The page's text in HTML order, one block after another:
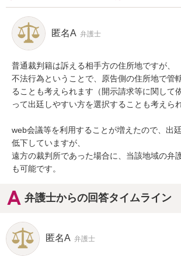
匿名A 弁護士
普通裁判籍は訴える相手方の住所地ですが、
不法行為ということで、原告側の住所地で管
ることも考えられます（開示請求等に関して
って出廷しやすい方を選択することも考えら
web会議等を利用することが増えたので、出
低下していますが、
遠方の裁判所であった場合に、当該地域の弁
も可能です。
弁護士からの回答タイムライン
匿名A 弁護士